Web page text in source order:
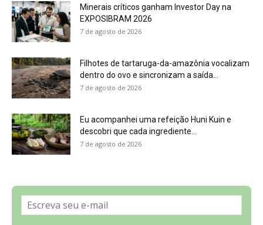
Política de Privacidade, LGPD e RGPD
Últimas Notícias
🌎 Español